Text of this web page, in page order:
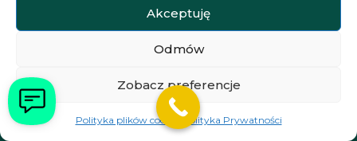
Akceptuję
Odmów
Zobacz preferencje
Polityka plików cookiesPolityka Prywatności
HOTEL